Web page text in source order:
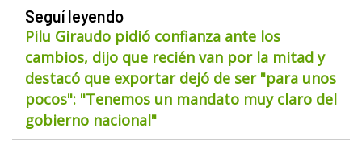
Seguí leyendo
Pilu Giraudo pidió confianza ante los
cambios, dijo que recién van por la mitad y
destacó que exportar dejó de ser "para unos
pocos": "Tenemos un mandato muy claro del
gobierno nacional"